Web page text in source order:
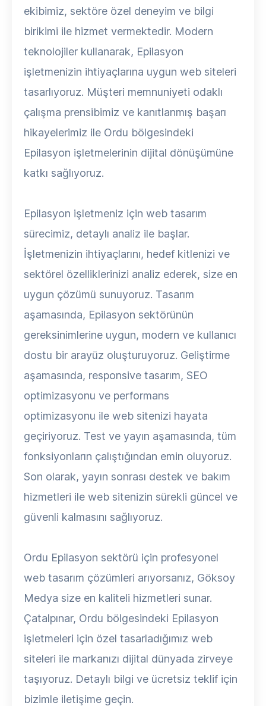
ekibimiz, sektöre özel deneyim ve bilgi
birikimi ile hizmet vermektedir. Modern
teknolojiler kullanarak, Epilasyon
işletmenizin ihtiyaçlarına uygun web siteleri
tasarlıyoruz. Müşteri memnuniyeti odaklı
çalışma prensibimiz ve kanıtlanmış başarı
hikayelerimiz ile Ordu bölgesindeki
Epilasyon işletmelerinin dijital dönüşümüne
katkı sağlıyoruz.
Epilasyon işletmeniz için web tasarım
sürecimiz, detaylı analiz ile başlar.
İşletmenizin ihtiyaçlarını, hedef kitlenizi ve
sektörel özelliklerinizi analiz ederek, size en
uygun çözümü sunuyoruz. Tasarım
aşamasında, Epilasyon sektörünün
gereksinimlerine uygun, modern ve kullanıcı
dostu bir arayüz oluşturuyoruz. Geliştirme
aşamasında, responsive tasarım, SEO
optimizasyonu ve performans
optimizasyonu ile web sitenizi hayata
geçiriyoruz. Test ve yayın aşamasında, tüm
fonksiyonların çalıştığından emin oluyoruz.
Son olarak, yayın sonrası destek ve bakım
hizmetleri ile web sitenizin sürekli güncel ve
güvenli kalmasını sağlıyoruz.
Ordu Epilasyon sektörü için profesyonel
web tasarım çözümleri arıyorsanız, Göksoy
Medya size en kaliteli hizmetleri sunar.
Çatalpınar, Ordu bölgesindeki Epilasyon
işletmeleri için özel tasarladığımız web
siteleri ile markanızı dijital dünyada zirveye
taşıyoruz. Detaylı bilgi ve ücretsiz teklif için
bizimle iletişime geçin.